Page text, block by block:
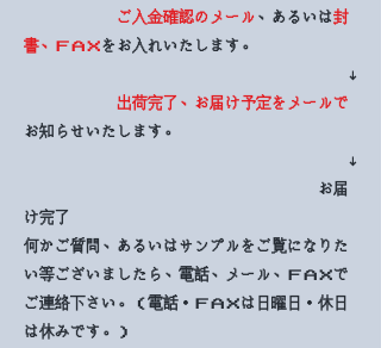
ご入金確認のメール 、あるいは封
書、ＦＡＸをお入れいたします。
↓
出荷完了、お届け予定をメールで
お知らせいたします。
↓
お届
け完了
何かご質問、あるいはサンプルをご覧になりた
い等ございましたら、電話、メール、ＦＡＸで
ご連絡下さい。（電話・ＦＡＸは日曜日・休日
は休みです。）